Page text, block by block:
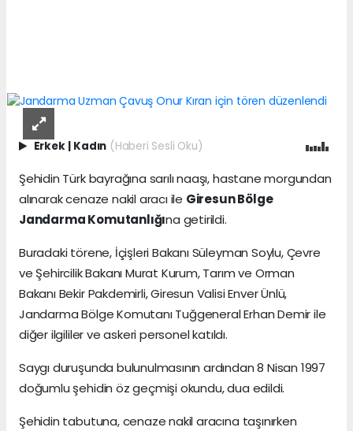
Erkek | Kadın (Haberi Sesli Oku)
Şehidin Türk bayrağına sarılı naaşı, hastane morgundan
alınarak cenaze nakil aracı ile Giresun Bölge
Jandarma Komutanlığına getirildi.
Buradaki törene, İçişleri Bakanı Süleyman Soylu, Çevre
ve Şehircilik Bakanı Murat Kurum, Tarım ve Orman
Bakanı Bekir Pakdemirli, Giresun Valisi Enver Ünlü,
Jandarma Bölge Komutanı Tuğgeneral Erhan Demir ile
diğer ilgililer ve askeri personel katıldı.
Saygı duruşunda bulunulmasının ardından 8 Nisan 1997
doğumlu şehidin öz geçmişi okundu, dua edildi.
Şehidin tabutuna, cenaze nakil aracına taşınırken